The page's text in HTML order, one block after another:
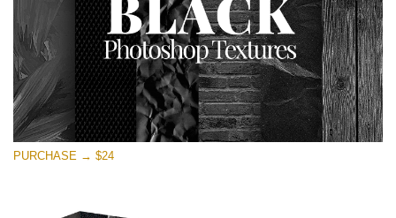
Large 6000*4000px
Entire Collection
(1783 Overlays)
Large 6000*4000px
無料ダウンロード
PURCHASE → $24